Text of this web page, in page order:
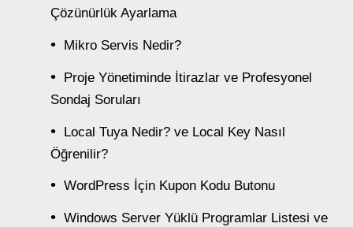
Çözünürlük Ayarlama
Mikro Servis Nedir?
Proje Yönetiminde İtirazlar ve Profesyonel
Sondaj Soruları
Local Tuya Nedir? ve Local Key Nasıl
Öğrenilir?
WordPress İçin Kupon Kodu Butonu
Windows Server Yüklü Programlar Listesi ve